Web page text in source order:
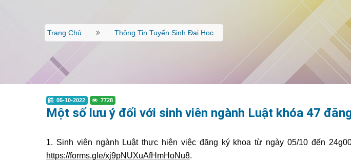
Trang Chủ Thông Tin Tuyển Sinh Đại Học
05-10-2022 7728
Một số lưu ý đối với sinh viên ngành Luật khóa 47
1. Sinh viên ngành Luật thực hiện việc đăng ký khoa từ ngày 05/10 đến
https://forms.gle/xj9pNUXuAfHmHoNu8.